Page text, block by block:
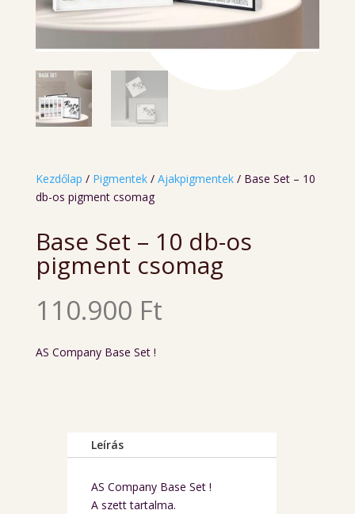
Kezdőlap / Pigmentek/ Ajakpigmentek/ Base Set – 10
db-os pigment csomag
Base Set – 10 db-os
pigment csomag
110.900 Ft
AS Company Base Set !
Leírás
AS Company Base Set !
A szett tartalma.